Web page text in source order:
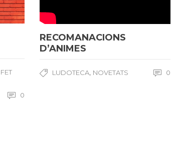
FET
0
RECOMANACIONS
D’ANIMES
LUDOTECA, NOVETATS 0